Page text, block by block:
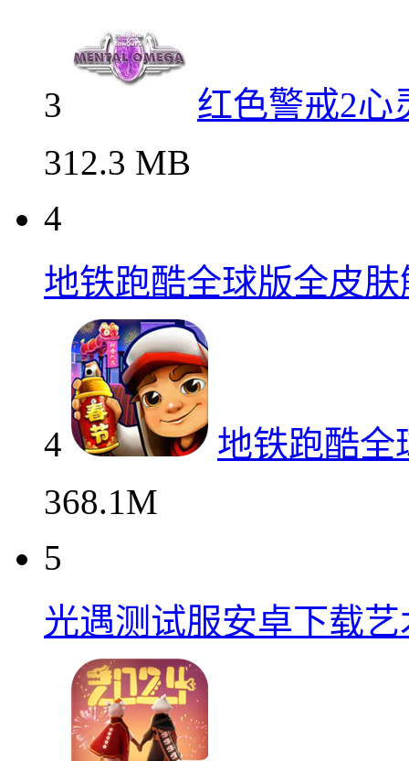
3
红色警戒2心
312.3 MB
4
地铁跑酷全球版全皮
4
地铁跑酷全
368.1M
5
光遇测试服安卓下载